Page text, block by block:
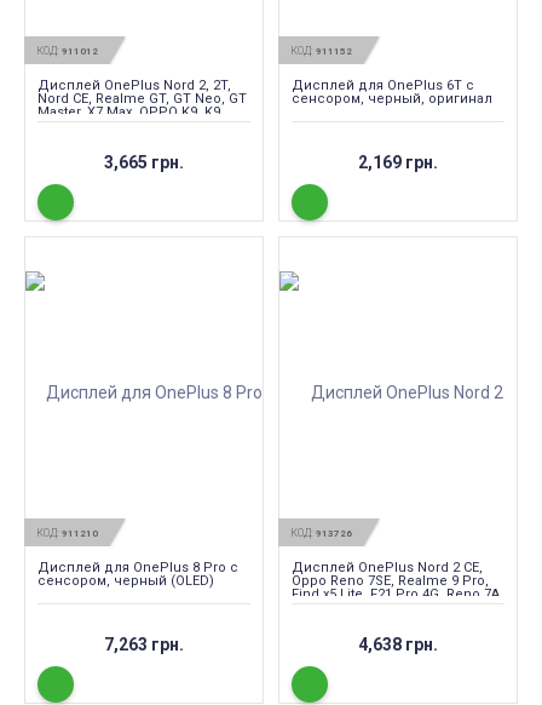
КОД: 911012
Дисплей OnePlus Nord 2, 2T,
Nord CE, Realme GT, GT Neo, GT
Master, X7 Max, OPPO K9, K9
Pro, Reno 5, 5K с сенсором,
3,665 грн.
КОД: 911152
Дисплей для OnePlus 6T с
сенсором, черный, оригинал
2,169 грн.
КОД: 911210
Дисплей для OnePlus 8 Pro с
сенсором, черный (OLED)
7,263 грн.
КОД: 913726
Дисплей OnePlus Nord 2 CE,
Oppo Reno 7SE, Realme 9 Pro,
Find x5 Lite, F21 Pro 4G, Reno 7A,
Reno 8, Reno 8SE с сенсором,
4,638 грн.